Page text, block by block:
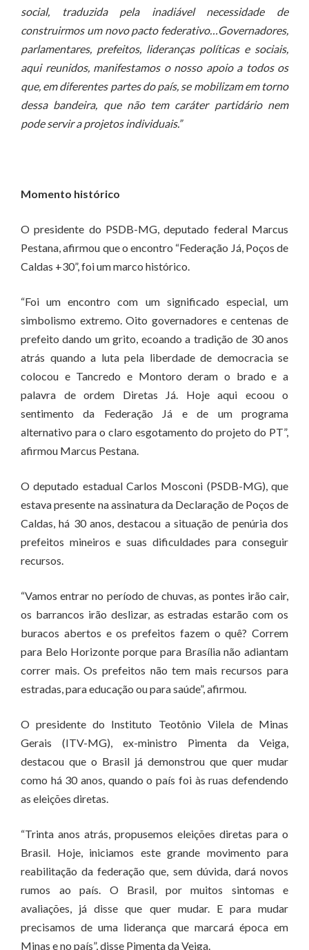
social, traduzida pela inadiável necessidade de
construirmos um novo pacto federativo…Governadores,
parlamentares, prefeitos, lideranças políticas e sociais,
aqui reunidos, manifestamos o nosso apoio a todos os
que, em diferentes partes do país, se mobilizam em torno
dessa bandeira, que não tem caráter partidário nem
pode servir a projetos individuais.”
Momento histórico
O presidente do PSDB-MG, deputado federal Marcus
Pestana, afirmou que o encontro “Federação Já, Poços de
Caldas +30”, foi um marco histórico.
“Foi um encontro com um significado especial, um
simbolismo extremo. Oito governadores e centenas de
prefeito dando um grito, ecoando a tradição de 30 anos
atrás quando a luta pela liberdade de democracia se
colocou e Tancredo e Montoro deram o brado e a
palavra de ordem Diretas Já. Hoje aqui ecoou o
sentimento da Federação Já e de um programa
alternativo para o claro esgotamento do projeto do PT”,
afirmou Marcus Pestana.
O deputado estadual Carlos Mosconi (PSDB-MG), que
estava presente na assinatura da Declaração de Poços de
Caldas, há 30 anos, destacou a situação de penúria dos
prefeitos mineiros e suas dificuldades para conseguir
recursos.
“Vamos entrar no período de chuvas, as pontes irão cair,
os barrancos irão deslizar, as estradas estarão com os
buracos abertos e os prefeitos fazem o quê? Correm
para Belo Horizonte porque para Brasília não adiantam
correr mais. Os prefeitos não tem mais recursos para
estradas, para educação ou para saúde”, afirmou.
O presidente do Instituto Teotônio Vilela de Minas
Gerais (ITV-MG), ex-ministro Pimenta da Veiga,
destacou que o Brasil já demonstrou que quer mudar
como há 30 anos, quando o país foi às ruas defendendo
as eleições diretas.
“Trinta anos atrás, propusemos eleições diretas para o
Brasil. Hoje, iniciamos este grande movimento para
reabilitação da federação que, sem dúvida, dará novos
rumos ao país. O Brasil, por muitos sintomas e
avaliações, já disse que quer mudar. E para mudar
precisamos de uma liderança que marcará época em
Minas e no país”, disse Pimenta da Veiga.